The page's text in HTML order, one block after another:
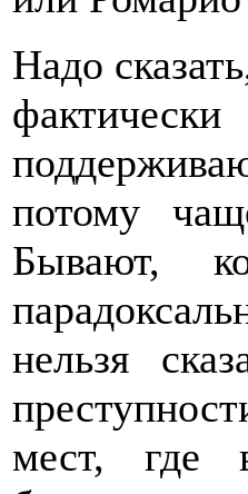
Надо
потому
Бывают,
нельзя
мест, где